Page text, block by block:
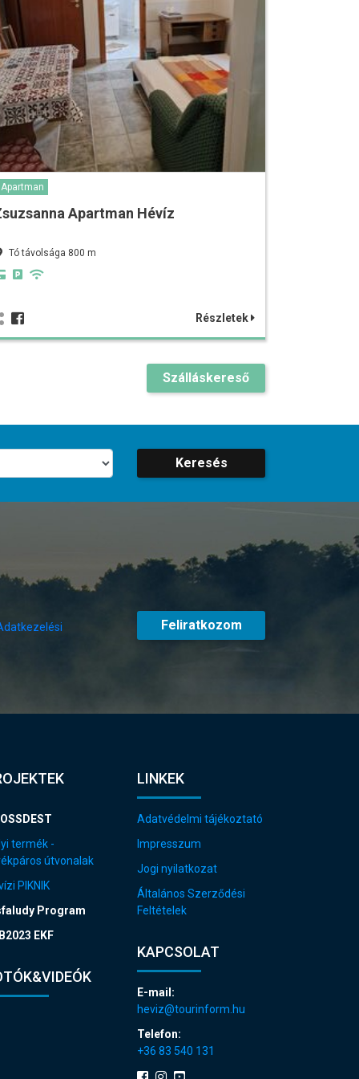
Apartman
Apartman Hévíz
Tó távolsága 800 m
Részletek
Szálláskereső
Keresés
Feliratkozom
termék -
útvonalak
PIKNIK
Program
EKF
LINKEK
Adatvédelmi tájékoztató
Impresszum
Jogi nyilatkozat
Általános Szerződési
Feltételek
KAPCSOLAT
E-mail:
heviz@tourinform.hu
Telefon:
+36 83 540 131